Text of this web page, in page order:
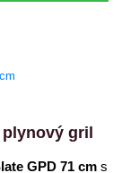
plynový gril
GPD 71 cm s